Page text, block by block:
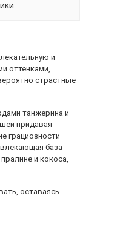
и
оттенками,
страстные
танжерина и
придавая
грациозности
база
и кокоса,
оставаясь